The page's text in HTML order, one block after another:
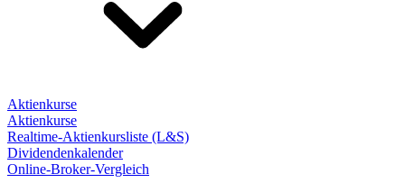
Aktienkurse
Aktienkurse
Realtime-Aktienkursliste (L&S)
Dividendenkalender
Online-Broker-Vergleich